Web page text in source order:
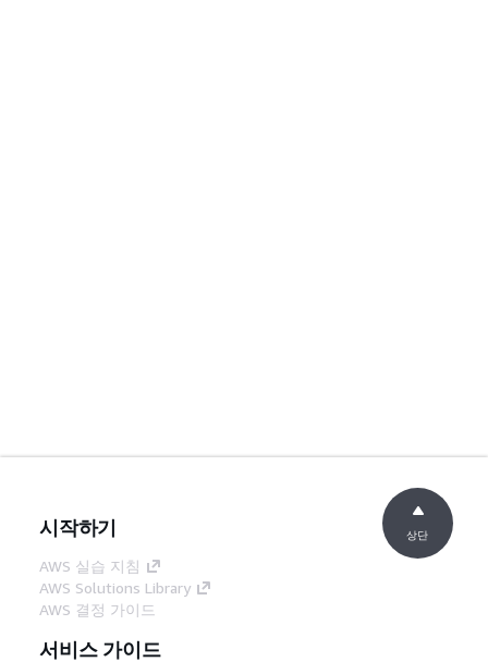
시작하기
AWS 실습 지침
AWS Solutions Library
AWS 결정 가이드
서비스 가이드
상단